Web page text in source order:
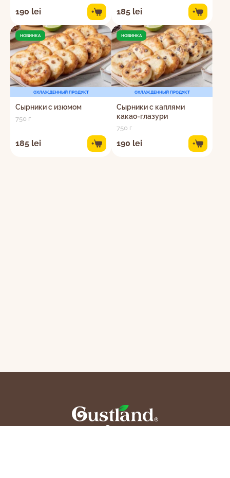
Корзина
EN RO RU
c 8:30 до 22:00 ежедневно
022-264-600
Я даю согласие на обработку персональных
данных в соответствии сПолитикой
конфиденциальности.
190 lei + 185 lei +
НОВИНКА
ОХЛАЖДЕННЫЙ ПРОДУКТ
Сырники с изюмом
750 г
185 lei +
НОВИНКА
ОХЛАЖДЕННЫЙ ПРОДУКТ
Сырники с каплями
какао-глазури
750 г
190 lei +
О нас